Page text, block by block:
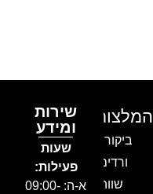
המלצות
ביקור בגן
ורדים –
שווה!!
שירות
ומידע
שעות
פעילות:
א-ה: 09:00-